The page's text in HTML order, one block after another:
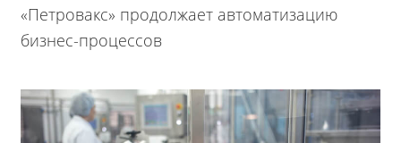
«Петровакс» продолжает автоматизацию
бизнес-процессов